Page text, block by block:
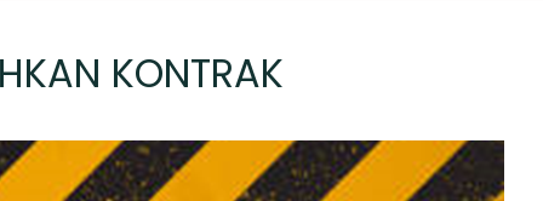
KONTRAK